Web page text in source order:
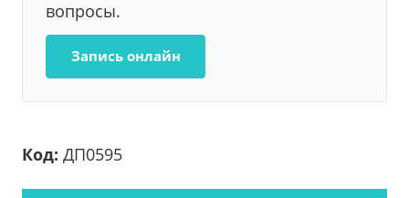
вопросы.
Запись онлайн
Код: ДП0595